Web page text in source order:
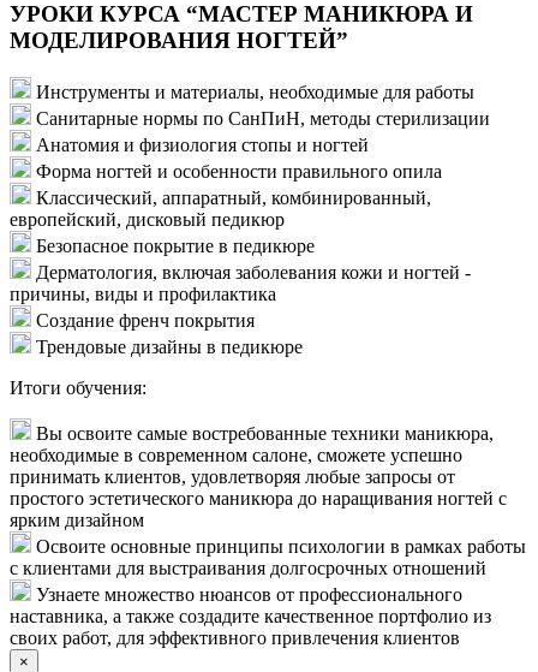
УРОКИ КУРСА “МАСТЕР МАНИКЮРА И
МОДЕЛИРОВАНИЯ НОГТЕЙ”
Инструменты и материалы, необходимые для работы
Санитарные нормы по СанПиН, методы стерилизации
Анатомия и физиология стопы и ногтей
Форма ногтей и особенности правильного опила
Классический, аппаратный, комбинированный,
европейский, дисковый педикюр
Безопасное покрытие в педикюре
Дерматология, включая заболевания кожи и ногтей -
причины, виды и профилактика
Создание френч покрытия
Трендовые дизайны в педикюре
Итоги обучения:
Вы освоите самые востребованные техники маникюра,
необходимые в современном салоне, сможете успешно
принимать клиентов, удовлетворяя любые запросы от
простого эстетического маникюра до наращивания ногтей с
ярким дизайном
Освоите основные принципы психологии в рамках работы
с клиентами для выстраивания долгосрочных отношений
Узнаете множество нюансов от профессионального
наставника, а также создадите качественное портфолио из
своих работ, для эффективного привлечения клиентов
×